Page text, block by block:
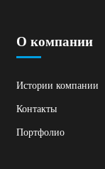
О компании
Истории компании
Контакты
Портфолио